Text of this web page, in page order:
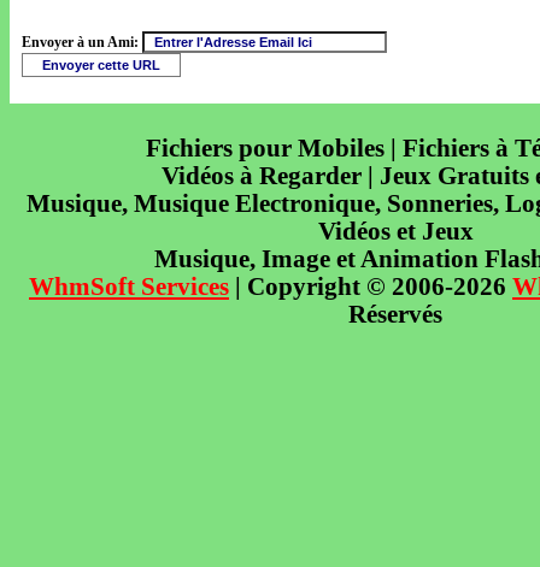
Envoyer à un Ami:
Fichiers pour Mobiles | Fichiers à
Vidéos à Regarder | Jeux Gratuits
Musique, Musique Electronique, Sonneries,
Vidéos et Jeux
Musique, Image et Animation
WhmSoft Services | Copyright © 2006-2026
Réservés